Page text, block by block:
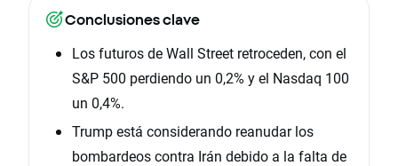
Conclusiones clave
Los futuros de Wall Street retroceden, con el
S&P 500 perdiendo un 0,2% y el Nasdaq 100
un 0,4%.
Trump está considerando reanudar los
bombardeos contra Irán debido a la falta de